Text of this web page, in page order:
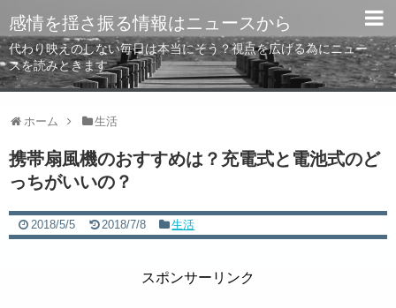
感情を揺さ振る情報はニュースから
代わり映えのしない毎日は本当にそう？視点を広げる為にニュー
スを読みときます
ホーム 生活
携帯扇風機のおすすめは？充電式と電池式のど
っちがいいの？
2018/5/5 2018/7/8 生活
スポンサーリンク